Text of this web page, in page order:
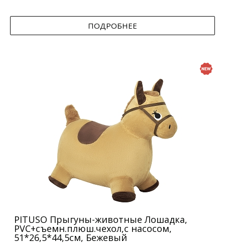
ПОДРОБНЕЕ
PITUSO Прыгуны-животные Лошадка,
PVC+съемн.плюш.чехол,с насосом,
51*26,5*44,5см, Бежевый